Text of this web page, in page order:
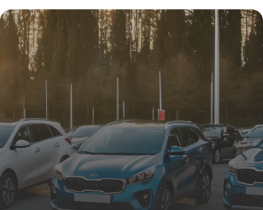
2026
19 juin 2026